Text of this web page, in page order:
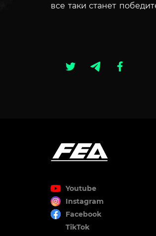
все таки станет
Youtube
Instagram
Facebook
TikTok